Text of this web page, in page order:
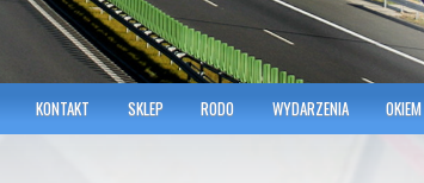
KONTAKT SKLEP RODO WYDARZENIA